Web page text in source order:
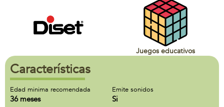
Juegos educativos
Características
Edad minima recomendada
36 meses
Emite sonidos
Si